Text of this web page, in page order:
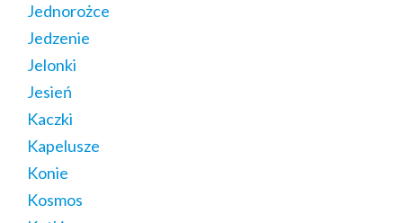
Jednorożce
Jedzenie
Jelonki
Jesień
Kaczki
Kapelusze
Konie
Kosmos